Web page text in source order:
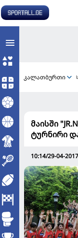
კალათბურთი
მაისში
ტურნირი
10:14/29-04-2017